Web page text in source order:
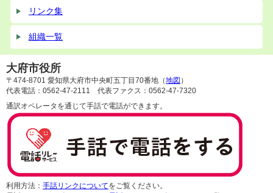
リンク集
組織一覧
大府市役所
〒474-8701 愛知県大府市中央町五丁目70番地（地図 ）
代表電話：0562-47-2111 代表ファクス：0562-47-7320
通訳オペレータを通じて手話で電話ができます。
利用方法： 手話リンクについてをご覧ください。